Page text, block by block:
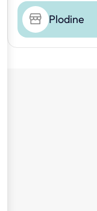
Plodine